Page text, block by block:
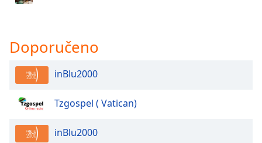
Font
Size
Edge
Doporučeno
inBlu2000
Tzgospel ( Vatican)
inBlu2000